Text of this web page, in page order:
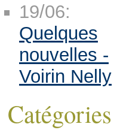
19/06:
Quelques
nouvelles -
Voirin Nelly
Catégories